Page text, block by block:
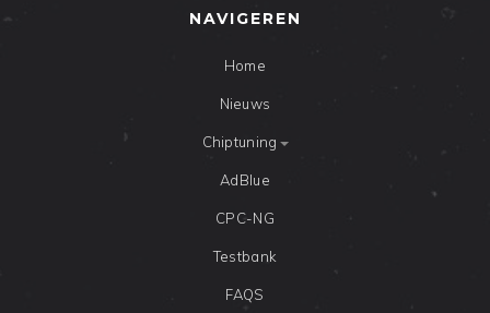
NAVIGEREN
Home
Nieuws
Chiptuning
AdBlue
CPC-NG
Testbank
FAQS